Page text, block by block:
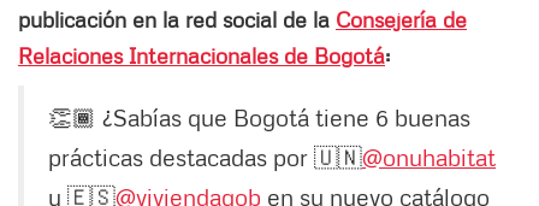
publicación en la red social de la Consejería de
Relaciones Internacionales de Bogotá:
👏🏾 ¿Sabías que Bogotá tiene 6 buenas
prácticas destacadas por 🇺🇳@onuhabitat
y 🇪🇸@viviendagob en su nuevo catálogo